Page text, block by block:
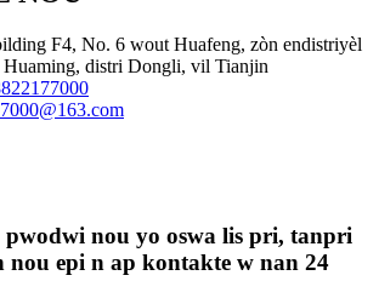
F4, No. 6 wout Huafeng, zòn endistriyèl
distri Dongli, vil Tianjin
pwodwi nou yo oswa lis pri, tanpri
nou epi n ap kontakte w nan 24